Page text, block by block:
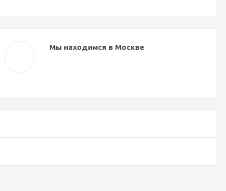
Мы находимся в Москве